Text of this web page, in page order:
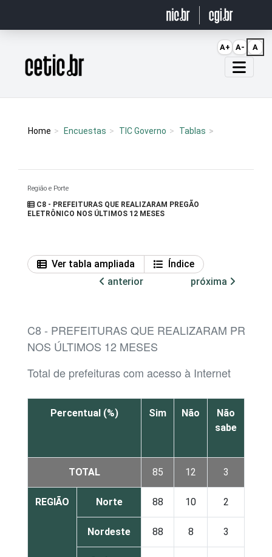
Página inicial
Home Encuestas TIC Governo Tablas
Região e Porte
C8 - PREFEITURAS QUE REALIZARAM PREGÃO
ELETRÔNICO NOS ÚLTIMOS 12 MESES
Ver tabla ampliada
Índice
anterior
próxima
C8 - PREFEITURAS QUE REALIZARAM
NOS ÚLTIMOS 12 MESES
Total de prefeituras com acesso à Internet
Percentual (%) Sim Não
Não
sabe
TOTAL 85 12 3
REGIÃO Norte 88 10 2
Nordeste 88 8 3
A+ A- A